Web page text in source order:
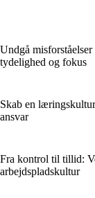
Undgå
tydelighed og fokus
Skab en
ansvar
Fra kontrol til tillid:
arbejdspladskultur